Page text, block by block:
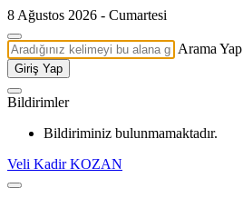
8 Ağustos 2026 - Cumartesi
Arama Yap
Giriş Yap
Bildirimler
Bildiriminiz bulunmamaktadır.
Veli Kadir KOZAN